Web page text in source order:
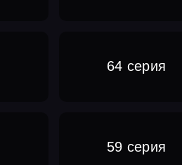
64 серия
59 серия